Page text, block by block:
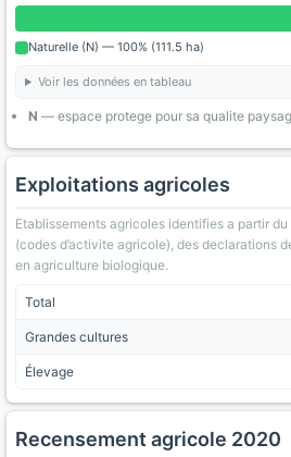
Naturelle (N) — 100% (111.5 ha)
Voir les données en tableau
N — espace protege pour sa qualite
Exploitations agricoles
Etablissements agricoles identifies a partir
(codes d’activite agricole), des declarations
en agriculture biologique.
Total
Grandes cultures
Élevage
Recensement agricole 2020